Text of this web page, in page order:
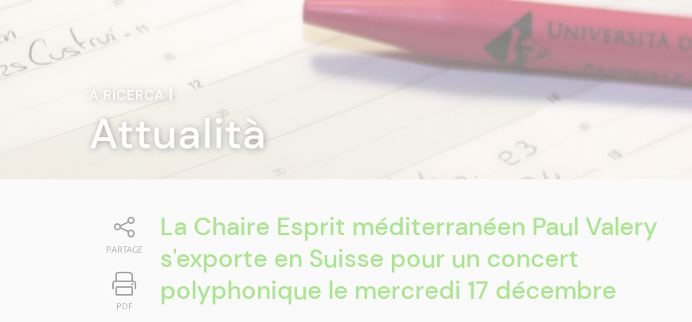
A RICERCA|
Attualità
PARTAGE
PDF
La Chaire Esprit méditerranéen Paul Valery
s'exporte en Suisse pour un concert
polyphonique le mercredi 17 décembre